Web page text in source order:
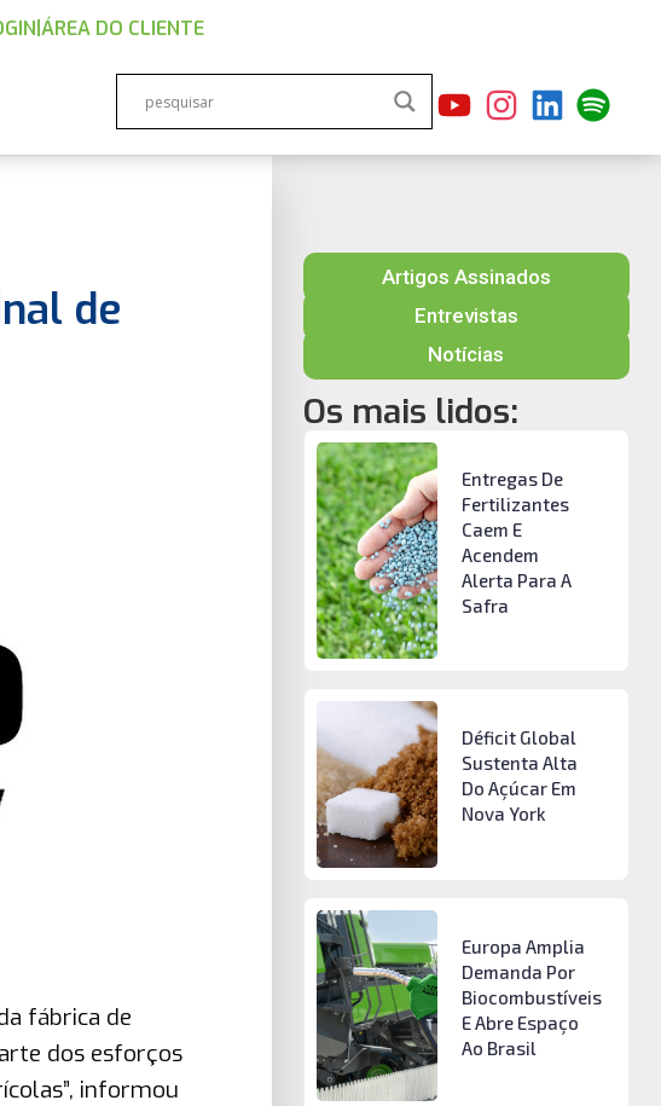
|ÁREA DO CLIENTE
de
fábrica de
dos esforços
informou
Artigos Assinados
Entrevistas
Notícias
Os mais lidos:
Entregas De
Fertilizantes
Caem E
Acendem
Alerta Para A
Safra
Déficit Global
Sustenta Alta
Do Açúcar Em
Nova York
Europa Amplia
Demanda Por
Biocombustíveis
E Abre Espaço
Ao Brasil